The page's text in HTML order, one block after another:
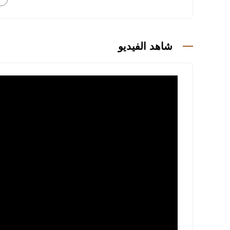
تكييف لتبريد وتدفئة الهواء
شاهد الفيديو